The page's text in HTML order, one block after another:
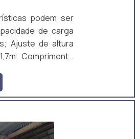
podem ser
Ajuste de altura
Comprimento
por perfis
A estrutura é